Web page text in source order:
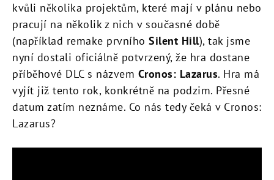
kvůli několika projektům, které mají v plánu nebo
pracují na několik z nich v současné době
(například remake prvního Silent Hill), tak jsme
nyní dostali oficiálně potvrzený, že hra dostane
příběhové DLC s názvem Cronos: Lazarus. Hra má
vyjít již tento rok, konkrétně na podzim. Přesné
datum zatím neznáme. Co nás tedy čeká v Cronos:
Lazarus?